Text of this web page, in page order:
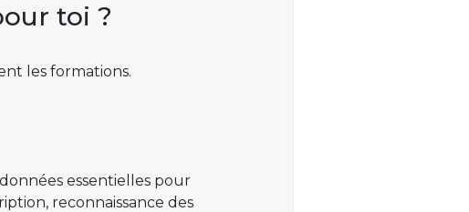
toi ?
les formations.
essentielles pour
reconnaissance des